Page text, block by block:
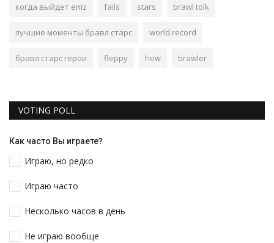
когда выйдет emz fails stars brawl tolk
лучшие моменты бравл старс world record
бравл старс герои fleppy how brawler
VOTING POLL
Как часто Вы играете?
Играю, но редко
Играю часто
Несколько часов в день
Не играю вообще